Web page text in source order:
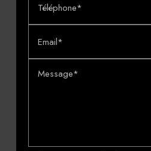
Téléphone*
Email*
Message*